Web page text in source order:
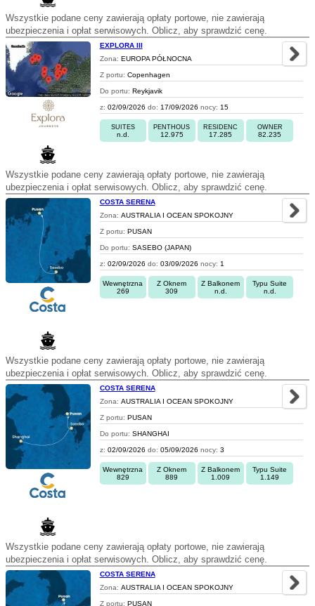
Wszystkie podane ceny zawierają opłaty portowe, nie zawierają
ubezpieczenia i opłat serwisowych. Oblicz, aby sprawdzić cenę.
EXPLORA III
Zona: EUROPA PÓŁNOCNA
Z portu: Copenhagen
Do portu: Reykjavik
z: 02/09/2026 do: 17/09/2026 nocy: 15
SUITES
n.d.
PENTHOUS
12.975
RESIDENC
17.285
OWNER
82.235
Wszystkie podane ceny zawierają opłaty portowe, nie zawierają
ubezpieczenia i opłat serwisowych. Oblicz, aby sprawdzić cenę.
COSTA SERENA
Zona: AUSTRALIA I OCEAN SPOKOJNY
Z portu: PUSAN
Do portu: SASEBO (JAPAN)
z: 02/09/2026 do: 03/09/2026 nocy: 1
Wewnętrzna
269
Z Oknem
309
Z Balkonem
n.d.
Typu Suite
n.d.
Wszystkie podane ceny zawierają opłaty portowe, nie zawierają
ubezpieczenia i opłat serwisowych. Oblicz, aby sprawdzić cenę.
COSTA SERENA
Zona: AUSTRALIA I OCEAN SPOKOJNY
Z portu: PUSAN
Do portu: SHANGHAI
z: 02/09/2026 do: 05/09/2026 nocy: 3
Wewnętrzna
829
Z Oknem
889
Z Balkonem
1.009
Typu Suite
1.149
Wszystkie podane ceny zawierają opłaty portowe, nie zawierają
ubezpieczenia i opłat serwisowych. Oblicz, aby sprawdzić cenę.
COSTA SERENA
Zona: AUSTRALIA I OCEAN SPOKOJNY
Z portu: PUSAN